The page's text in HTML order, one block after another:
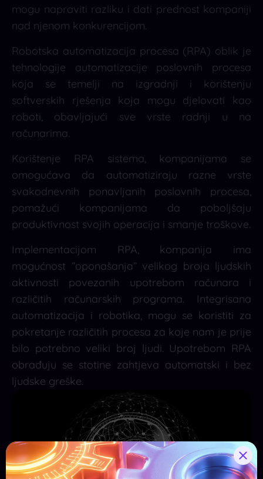
mogu napraviti razliku i dati prednost kompaniji
nad njenom konkurencijom.
Robotska automatizacija procesa (RPA) oblik je
tehnologije automatizacije poslovnih procesa
koja se temelji na izgradnji i korištenju
softverskih rješenja koja mogu djelovati kao
roboti, obavljajući sve vrste radnji u na
računarima.
Korištenje RPA sistema, kompanijama se
omogućava da automatiziraju razne vrste
svakodnevnih ponavljanih poslovnih procesa,
pomažući kompanijama da poboljšaju
produktivnost svojih operacija i smanje troškove.
Implementacijom RPA, kompanija ima
mogućnost “oponašanja” velikog broja ljudskih
aktivnosti povezanih upotrebom računara i
različitih računarskih programa. Integrisana
automatizacija i robotika, mogu se koristiti za
pokretanje različitih procesa za koje nam je prije
bilo potrebno veliki broj ljudi. Upotrebom RPA
obrađuju se stotine zahtjeva automatski i bez
ljudske greške.